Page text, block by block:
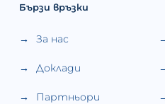
Бързи връзки
За нас
Доклади
Партньори